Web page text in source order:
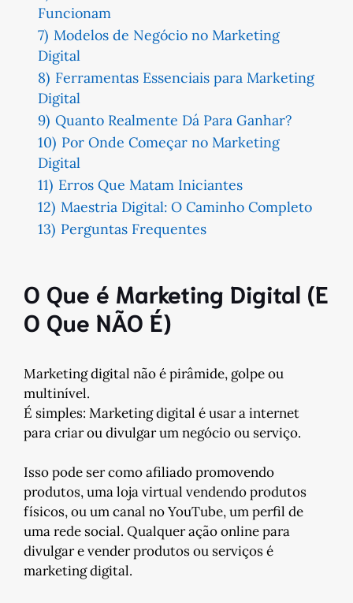
Funcionam
7) Modelos de Negócio no Marketing
Digital
8) Ferramentas Essenciais para Marketing
Digital
9) Quanto Realmente Dá Para Ganhar?
10) Por Onde Começar no Marketing
Digital
11) Erros Que Matam Iniciantes
12) Maestria Digital: O Caminho Completo
13) Perguntas Frequentes
O Que é Marketing Digital (E
O Que NÃO É)
Marketing digital não é pirâmide, golpe ou
multinível.
É simples: Marketing digital é usar a internet
para criar ou divulgar um negócio ou serviço.
Isso pode ser como afiliado promovendo
produtos, uma loja virtual vendendo produtos
físicos, ou um canal no YouTube, um perfil de
uma rede social. Qualquer ação online para
divulgar e vender produtos ou serviços é
marketing digital.